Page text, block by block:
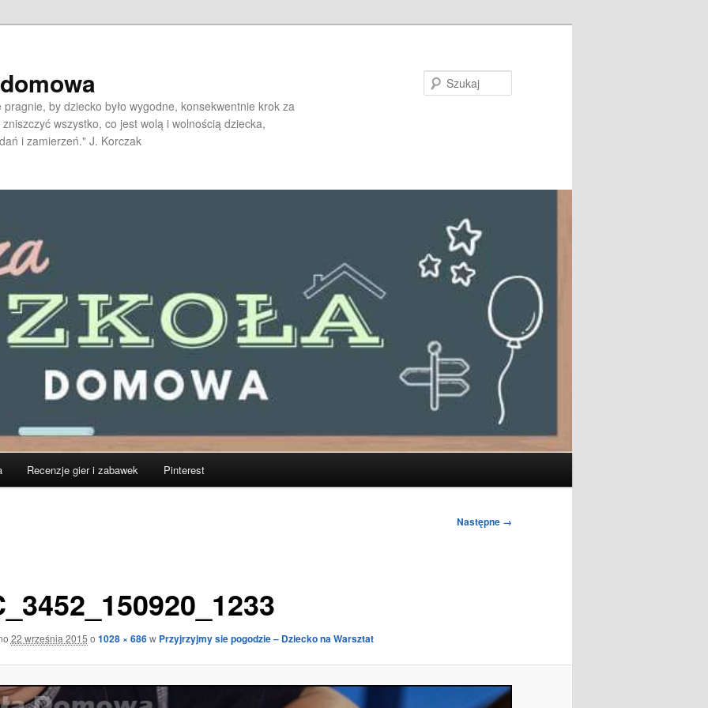
pragnie, by dziecko było wygodne, konsekwentnie krok za
wszystko, co jest wolą i wolnością dziecka,
i zamierzeń." J. Korczak
Recenzje gier i zabawek Pinterest
Następne →
22 września 2015 o 1028 × 686w Przyjrzyjmy sie pogodzie – Dziecko na Warsztat